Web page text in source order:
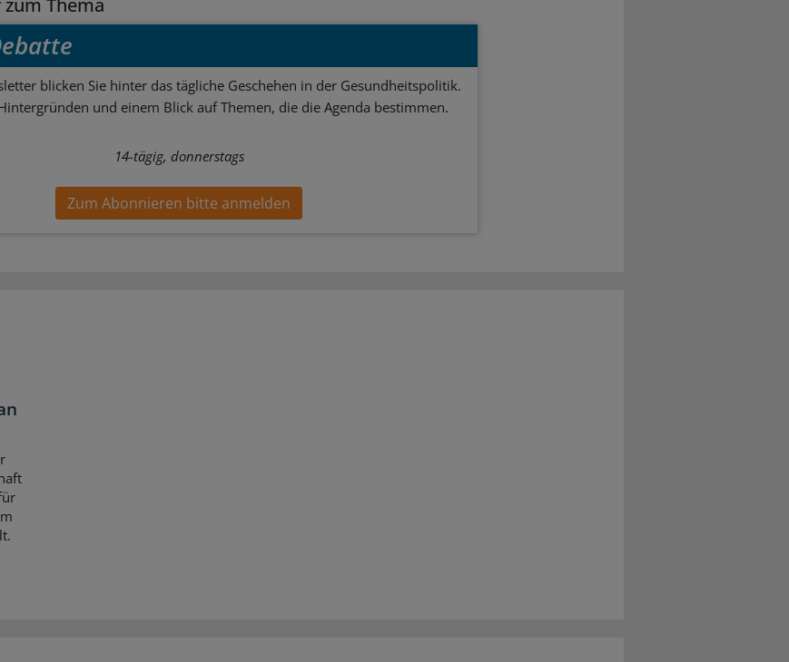
Thema
blicken Sie hinter das tägliche Geschehen in der Gesundheitspolitik.
und einem Blick auf Themen, die die Agenda bestimmen.
14-tägig, donnerstags
Zum Abonnieren bitte anmelden